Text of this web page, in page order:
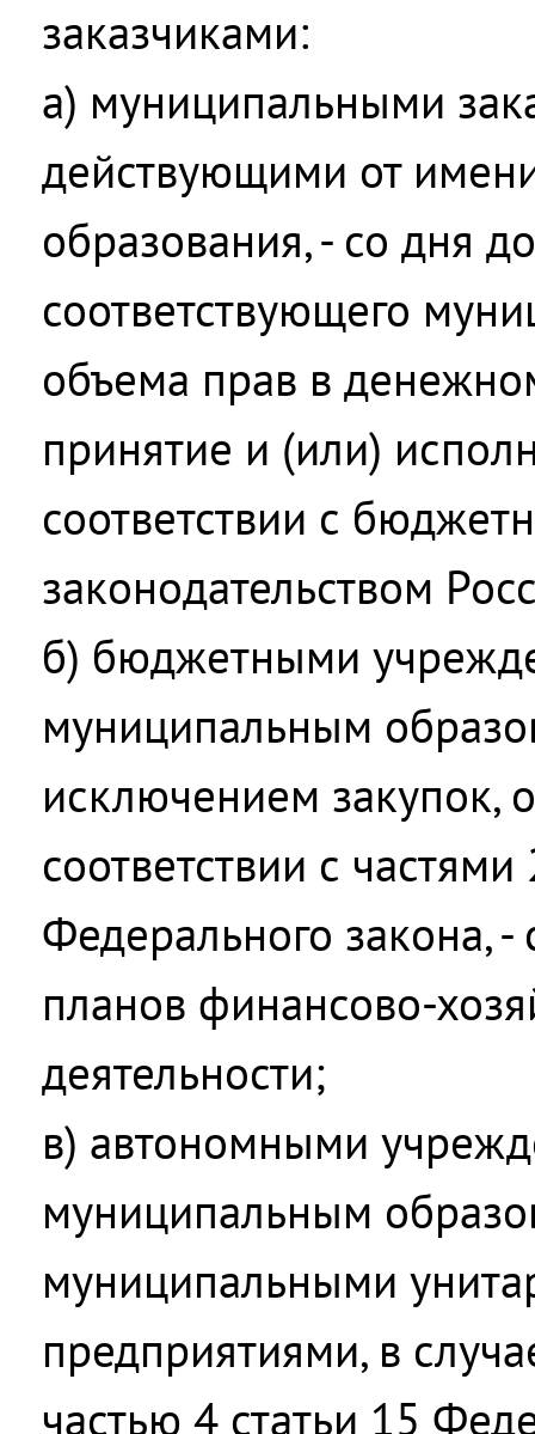
заказчиками:
а) муниципальными
действующими от
образования, - со дня
соответствующего
объема прав в
принятие и (или)
соответствии с
законодательством
б) бюджетными
муниципальным
исключением закупок,
соответствии с
Федерального закона,
планов финансово-
деятельности;
в) автономными
муниципальным
муниципальными
предприятиями, в
частью 4 статьи 15